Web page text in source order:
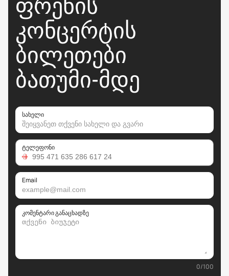
ᲙᲝᲜᲪᲔᲠᲢᲘᲡ
ᲑᲘᲚᲔᲗᲔᲑᲘ
ᲑᲐᲗᲣᲛᲘ-ᲛᲓᲔ
სახელი
ტელეფონი
Email
კომენტარი განაცხადზე
0/100